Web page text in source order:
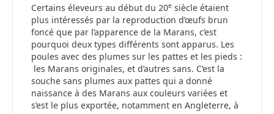
Certains éleveurs au début du 20e siècle étaient
plus intéressés par la reproduction d’œufs brun
foncé que par l’apparence de la Marans, c’est
pourquoi deux types différents sont apparus. Les
poules avec des plumes sur les pattes et les pieds :
les Marans originales, et d’autres sans. C’est la
souche sans plumes aux pattes qui a donné
naissance à des Marans aux couleurs variées et
s’est le plus exportée, notamment en Angleterre, à